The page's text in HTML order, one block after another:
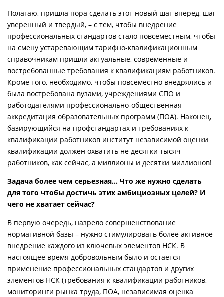
Полагаю, пришла пора сделать этот новый шаг вперед, шаг
уверенный и твердый, – с тем, чтобы внедрение
профессиональных стандартов стало повсеместным, чтобы
на смену устаревающим тарифно-квалификационным
справочникам пришли актуальные, современные и
востребованные требования к квалификациям работников.
Кроме того, необходимо, чтобы повсеместно внедрялись и
была востребована вузами, учреждениями СПО и
работодателями профессионально-общественная
аккредитация образовательных программ (ПОА). Наконец,
базирующийся на профстандартах и требованиях к
квалификации работников институт независимой оценки
квалификации должен охватить не десятки тысяч
работников, как сейчас, а миллионы и десятки миллионов!
Задача более чем серьезная… Что же нужно сделать
для того чтобы достичь этих амбициозных целей? И
чего не хватает сейчас?
В первую очередь, назрело совершенствование
нормативной базы – нужно стимулировать более активное
внедрение каждого из ключевых элементов НСК. В
настоящее время добровольным было и остается
применение профессиональных стандартов и других
элементов НСК (требования к квалификации работников,
мониторинги рынка труда, ПОА, независимая оценка